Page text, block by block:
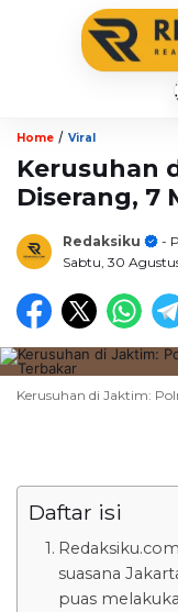
Home / Viral
Kerusuhan
Diserang, 7
Redaksiku
-
Sabtu, 30
Kerusuhan di Jaktim:
Daftar isi
suasana
puas